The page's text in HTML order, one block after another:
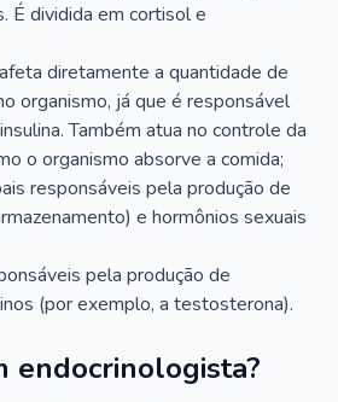
É dividida em cortisol e
diretamente a quantidade de
organismo, já que é responsável
Também atua no controle da
o organismo absorve a comida;
responsáveis pela produção de
e hormônios sexuais
pela produção de
(por exemplo, a testosterona).
endocrinologista?